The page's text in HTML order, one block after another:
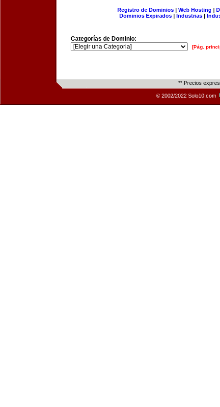
Registro de Dominios| Web Hosting |
Dominios Expirados | Industrias |
Categorías de Dominio:
[Pág.
** Precios
© 2002/2022 Solo10.com